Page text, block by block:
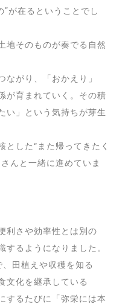
”が在るということでし
地そのものが奏でる自然
ながり、「おかえり」
が育まれていく。その積
い」という気持ちが芽生
とした“また帰ってきたく
んと一緒に進めていま
利さや効率性とは別の
するようになりました。
田植えや収穫を知る
文化を継承している
するたびに「弥栄には本